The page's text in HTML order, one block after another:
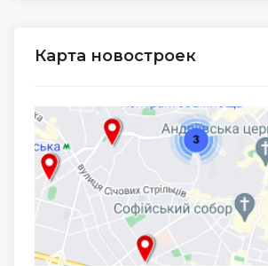
Карта новостроек